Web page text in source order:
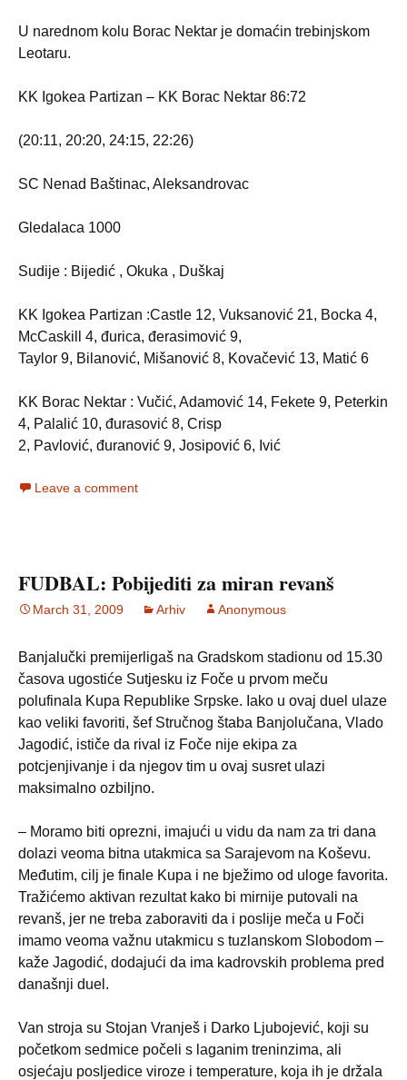
U narednom kolu Borac Nektar je domaćin trebinjskom
Leotaru.
KK Igokea Partizan – KK Borac Nektar 86:72
(20:11, 20:20, 24:15, 22:26)
SC Nenad Baštinac, Aleksandrovac
Gledalaca 1000
Sudije : Bijedić , Okuka , Duškaj
KK Igokea Partizan :Castle 12, Vuksanović 21, Bocka 4,
McCaskill 4, đurica, đerasimović 9,
Taylor 9, Bilanović, Mišanović 8, Kovačević 13, Matić 6
KK Borac Nektar : Vučić, Adamović 14, Fekete 9, Peterkin
4, Palalić 10, đurasović 8, Crisp
2, Pavlović, đuranović 9, Josipović 6, Ivić
Leave a comment
FUDBAL: Pobijediti za miran revanš
March 31, 2009 Arhiv Anonymous
Banjalučki premijerligaš na Gradskom stadionu od 15.30
časova ugostiće Sutjesku iz Foče u prvom meču
polufinala Kupa Republike Srpske. Iako u ovaj duel ulaze
kao veliki favoriti, šef Stručnog štaba Banjolučana, Vlado
Jagodić, ističe da rival iz Foče nije ekipa za
potcjenjivanje i da njegov tim u ovaj susret ulazi
maksimalno ozbiljno.
– Moramo biti oprezni, imajući u vidu da nam za tri dana
dolazi veoma bitna utakmica sa Sarajevom na Koševu.
Međutim, cilj je finale Kupa i ne bježimo od uloge favorita.
Tražićemo aktivan rezultat kako bi mirnije putovali na
revanš, jer ne treba zaboraviti da i poslije meča u Foči
imamo veoma važnu utakmicu s tuzlanskom Slobodom –
kaže Jagodić, dodajući da ima kadrovskih problema pred
današnji duel.
Van stroja su Stojan Vranješ i Darko Ljubojević, koji su
početkom sedmice počeli s laganim treninzima, ali
osjećaju posljedice viroze i temperature, koja ih je držala